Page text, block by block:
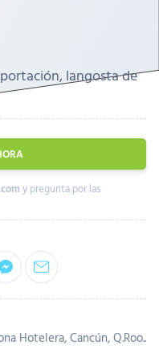
langosta de
y pregunta por las
Hotelera, Cancún, Q.Roo..